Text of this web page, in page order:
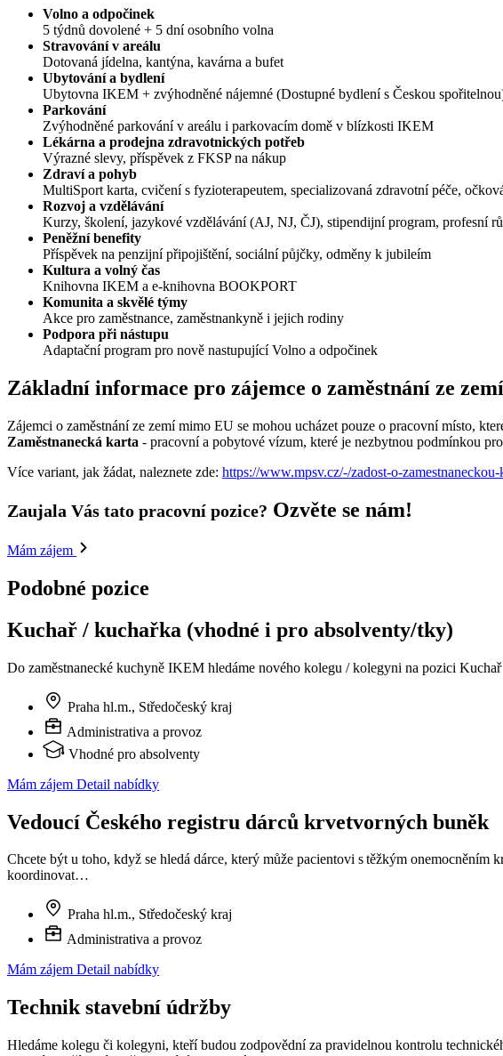
Volno a odpočinek
5 týdnů dovolené + 5 dní osobního volna
Stravování v areálu
Dotovaná jídelna, kantýna, kavárna a bufet
Ubytování a bydlení
Ubytovna IKEM + zvýhodněné nájemné (Dostupné bydlení s Českou
Parkování
Zvýhodněné parkování v areálu i parkovacím domě v blízkosti IKEM
Lékárna a prodejna zdravotnických potřeb
Výrazné slevy, příspěvek z FKSP na nákup
Zdraví a pohyb
MultiSport karta, cvičení s fyzioterapeutem, specializovaná zdravotní péče,
Rozvoj a vzdělávání
Kurzy, školení, jazykové vzdělávání (AJ, NJ, ČJ), stipendijní program, profesní
Peněžní benefity
Příspěvek na penzijní připojištění, sociální půjčky, odměny k jubileím
Kultura a volný čas
Knihovna IKEM a e-knihovna BOOKPORT
Komunita a skvělé týmy
Akce pro zaměstnance, zaměstnankyně i jejich rodiny
Podpora při nástupu
Adaptační program pro nově nastupující Volno a odpočinek
Základní informace pro zájemce o zaměstnání ze
Zájemci o zaměstnání ze zemí mimo EU se mohou ucházet pouze o pracovní místo,
Zaměstnanecká karta - pracovní a pobytové vízum, které je nezbytnou podmínkou
Více variant, jak žádat, naleznete zde: https://www.mpsv.cz/-/zadost-o-zamestnaneckou-
Zaujala Vás tato pracovní pozice? Ozvěte se nám!
Mám zájem
Podobné pozice
Kuchař / kuchařka (vhodné i pro absolventy/tky)
Do zaměstnanecké kuchyně IKEM hledáme nového kolegu / kolegyni na pozici
Praha hl.m., Středočeský kraj
Administrativa a provoz
Vhodné pro absolventy
Mám zájem Detail nabídky
Vedoucí Českého registru dárců krvetvorných buněk
Chcete být u toho, když se hledá dárce, který může pacientovi s těžkým
koordinovat…
Praha hl.m., Středočeský kraj
Administrativa a provoz
Mám zájem Detail nabídky
Technik stavební údržby
Hledáme kolegu či kolegyni, kteří budou zodpovědní za pravidelnou kontrolu